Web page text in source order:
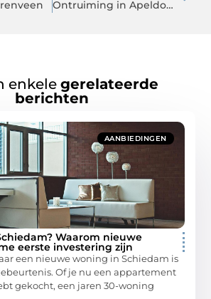
Ontruiming in Apeldoorn voor een woning
enkele gerelateerde
berichten
AANBIEDINGEN
Waarom nieuwe
eerste investering zijn
een nieuwe woning in Schiedam is
Of je nu een appartement
gekocht, een jaren 30-woning